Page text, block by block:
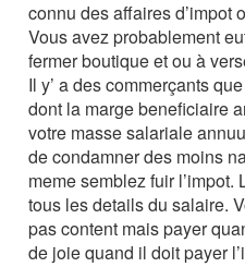
connu des affaires d’impot
Vous avez probablement
fermer boutique et ou à
Il y’ a des commerçants
dont la marge beneficiaire
votre masse salariale
de condamner des moins
meme semblez fuir l’impot.
tous les details du salaire.
pas content mais payer
de joie quand il doit payer